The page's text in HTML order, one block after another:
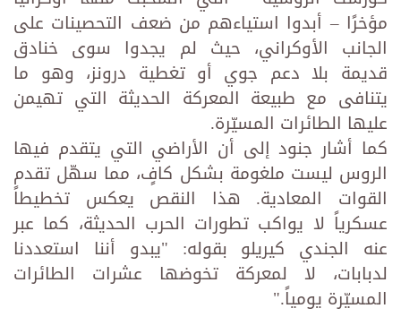
مؤخرًا – أبدوا استياءهم من ضعف التحصينات على
الجانب الأوكراني، حيث لم يجدوا سوى خنادق
قديمة بلا دعم جوي أو تغطية درونز، وهو ما
يتنافى مع طبيعة المعركة الحديثة التي تهيمن
عليها الطائرات المسيّرة.
كما أشار جنود إلى أن الأراضي التي يتقدم فيها
الروس ليست ملغومة بشكل كافٍ، مما سهّل تقدم
القوات المعادية. هذا النقص يعكس تخطيطاً
عسكرياً لا يواكب تطورات الحرب الحديثة، كما عبر
عنه الجندي كيريلو بقوله: "يبدو أننا استعددنا
لدبابات، لا لمعركة تخوضها عشرات الطائرات
المسيّرة يومياً."